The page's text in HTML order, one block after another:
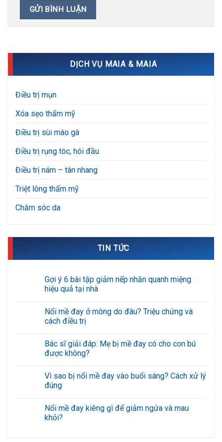
DỊCH VỤ MAIA & MAIA
Điều trị mụn
Xóa sẹo thẩm mỹ
Điều trị sùi mào gà
Điều trị rụng tóc, hói đầu
Điều trị nám – tàn nhang
Triệt lông thẩm mỹ
Chăm sóc da
TIN TỨC
Gợi ý 6 bài tập giảm nếp nhăn quanh miệng
hiệu quả tại nhà
bình
luận
ở
6
bài
tập
nhăn
quanh
miệng
quả
tại
nhà
Nổi mề đay ở mông do đâu? Triệu chứng và
cách điều trị
bình
luận
ở
đay
ở
mông
đâu?
Triệu
chứng
và
Bác sĩ giải đáp: Mẹ bị mề đay có cho con bú
được không?
bình
luận
ở
giải
đáp:
Mẹ
Vì sao bị nổi mề đay vào buổi sáng? Cách xử lý
đúng
bình
luận
ở
Nổi mề đay kiêng gì để giảm ngứa và mau
khỏi?